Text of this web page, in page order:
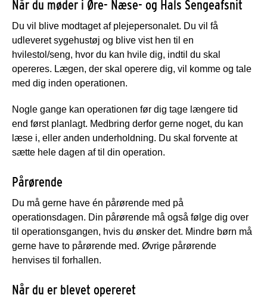
Når du møder i Øre- Næse- og Hals Sengeafsnit
Du vil blive modtaget af plejepersonalet. Du vil få
udleveret sygehustøj og blive vist hen til en
hvilestol/seng, hvor du kan hvile dig, indtil du skal
opereres. Lægen, der skal operere dig, vil komme og tale
med dig inden operationen.
Nogle gange kan operationen før dig tage længere tid
end først planlagt. Medbring derfor gerne noget, du kan
læse i, eller anden underholdning. Du skal forvente at
sætte hele dagen af til din operation.
Pårørende
Du må gerne have én pårørende med på
operationsdagen. Din pårørende må også følge dig over
til operationsgangen, hvis du ønsker det. Mindre børn må
gerne have to pårørende med. Øvrige pårørende
henvises til forhallen.
Når du er blevet opereret